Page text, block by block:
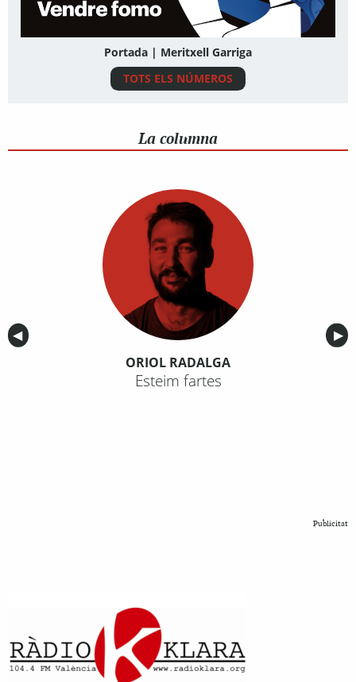
Portada | Meritxell Garriga
TOTS ELS NÚMEROS
La columna
Anterior
◀︎ ▶︎
ORIOL RADALGA
Esteim fartes
Publicitat